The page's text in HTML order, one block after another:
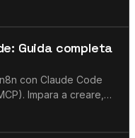
e idee di
Guida completa
con Claude Code
Impara a creare,
workflow n8n con